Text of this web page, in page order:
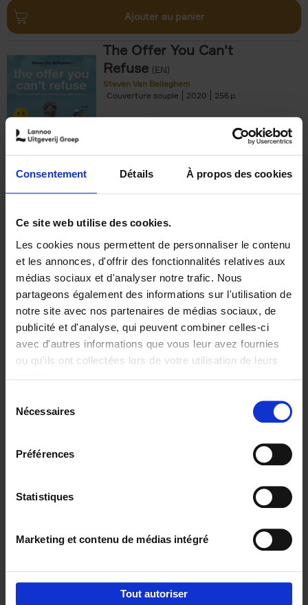
Consentement Détails À propos des cookies
Ce site web utilise des cookies.
Les cookies nous permettent de personnaliser le contenu
et les annonces, d'offrir des fonctionnalités relatives aux
médias sociaux et d'analyser notre trafic. Nous
partageons également des informations sur l'utilisation de
notre site avec nos partenaires de médias sociaux, de
publicité et d'analyse, qui peuvent combiner celles-ci
avec d'autres informations que vous leur avez fournies
ou qu'ils ont collectées lors de votre utilisation de leurs
Nécessaires
Préférences
Statistiques
Marketing et contenu de médias intégré
Tout autoriser
Ajouter au panier
The Offer You Can't
Refuse (EN)
Steven Van Belleghem
Couverture souple
2020 256
€37,50
Building Bonds = Building
Business
Jochen Roef Jozefien De Feyter
Carolien Boom
Couverture souple
2025 200
€29,99
Digital marketing like a PRO -
completely revised edition (EN)